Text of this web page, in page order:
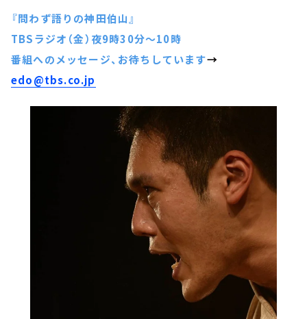
『問わず語りの神田伯山』
TBSラジオ（金）夜9時30分～10時
番組へのメッセージ、お待ちしています→
edo@tbs.co.jp